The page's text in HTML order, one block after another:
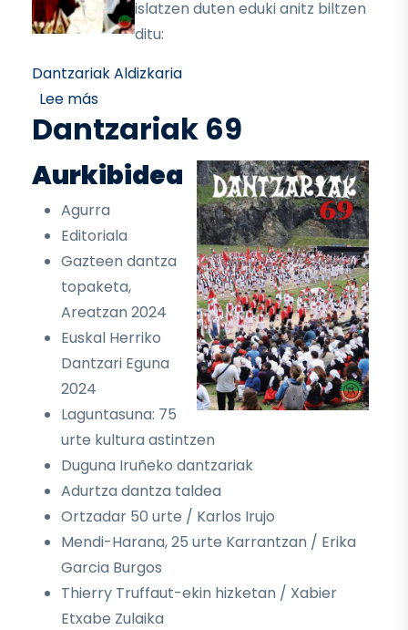
islatzen duten eduki anitz biltzen
ditu:
Dantzariak Aldizkaria
Lee mássobre Dantzariak 70
Dantzariak 69
Aurkibidea
Agurra
Editoriala
Gazteen dantza
topaketa,
Areatzan 2024
Euskal Herriko
Dantzari Eguna
2024
Laguntasuna: 75
urte kultura astintzen
Duguna Iruñeko dantzariak
Adurtza dantza taldea
Ortzadar 50 urte / Karlos Irujo
Mendi-Harana, 25 urte Karrantzan / Erika
Garcia Burgos
Thierry Truffaut-ekin hizketan / Xabier
Etxabe Zulaika